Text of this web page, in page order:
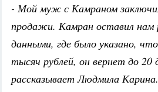
- Мой муж с Камраном
продажи. Камран оставил нам
данными, где было указано,
тысяч рублей, он вернет до 20
рассказывает Людмила